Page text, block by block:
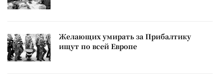
Желающих умирать за Прибалтику
ищут по всей Европе